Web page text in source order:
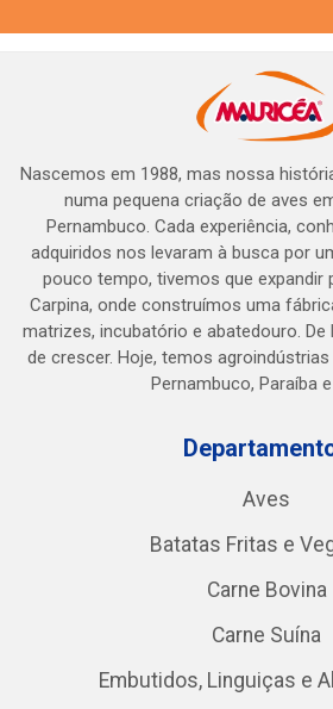
Nascemos em 1988, mas nossa
numa pequena criação de aves
Pernambuco. Cada experiência,
adquiridos nos levaram à busca por
pouco tempo, tivemos que expandir
Carpina, onde construímos uma
matrizes, incubatório e abatedouro. De
de crescer. Hoje, temos
Pernambuco, Paraíba
Aves
Batatas Fritas e
Carne Bovina
Carne Suína
Embutidos, Linguiças e